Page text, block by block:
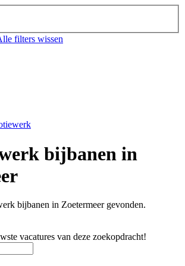
filters wissen
bijbanen in
bijbanen in Zoetermeer gevonden.
vacatures van deze zoekopdracht!